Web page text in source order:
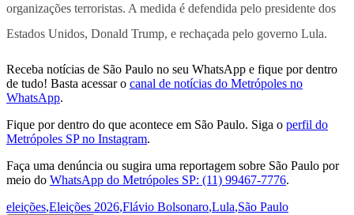
organizações terroristas. A medida é defendida pelo presidente dos
Estados Unidos, Donald Trump, e rechaçada pelo governo Lula.
Receba notícias de São Paulo no seu WhatsApp e fique por dentro
de tudo! Basta acessar o canal de notícias do Metrópoles no
WhatsApp.
Fique por dentro do que acontece em São Paulo. Siga o perfil do
Metrópoles SP no Instagram.
Faça uma denúncia ou sugira uma reportagem sobre São Paulo por
meio do WhatsApp do Metrópoles SP: (11) 99467-7776.
eleições,Eleições 2026,Flávio Bolsonaro,Lula,São Paulo